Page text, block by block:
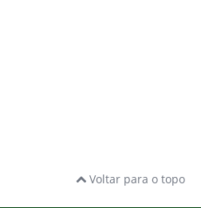
Voltar para o topo